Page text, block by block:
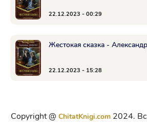
22.12.2023 - 00:29
Жестокая сказка -
22.12.2023 - 15:28
Copyright @ ChitatKnigi.com 2024.